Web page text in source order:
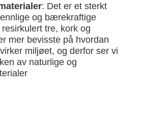
: Det er et sterkt
og bærekraftige
tre, kork og
mer bevisste på hvordan
miljøet, og derfor ser vi
av naturlige og